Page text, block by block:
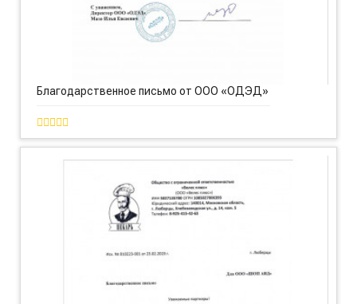
Благодарственное письмо от ООО «ОДЭД»